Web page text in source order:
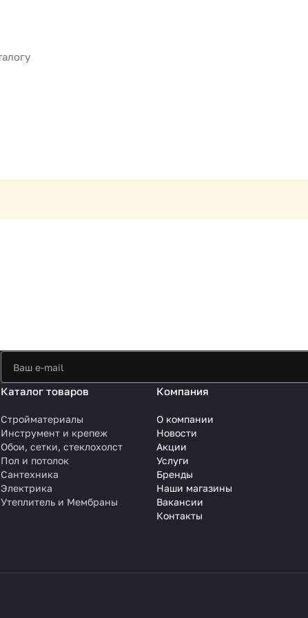
Каталог товаров
Стройматериалы
Инструмент и крепеж
Обои, сетки, стеклохолст
Пол и потолок
Сантехника
Электрика
Утеплитель и Мембраны
Компания
О компании
Новости
Акции
Услуги
Бренды
Наши магазины
Вакансии
Контакты